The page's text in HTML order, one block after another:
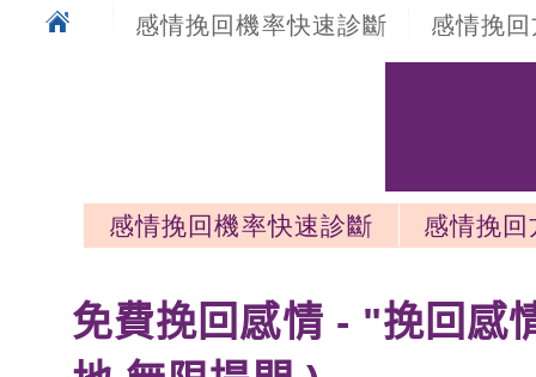
感情挽回機率快速診斷 感情挽
感情挽回機率快速診斷
感情挽
免費挽回感情 - "挽回感